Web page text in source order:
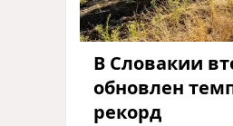
В Словакии
обновлен
рекорд